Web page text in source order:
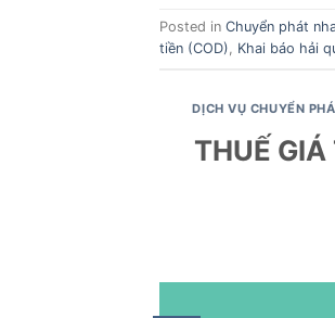
Posted in Chuyển phát
tiền (COD), Khai báo hải
DỊCH VỤ CHUYỂN
THUẾ